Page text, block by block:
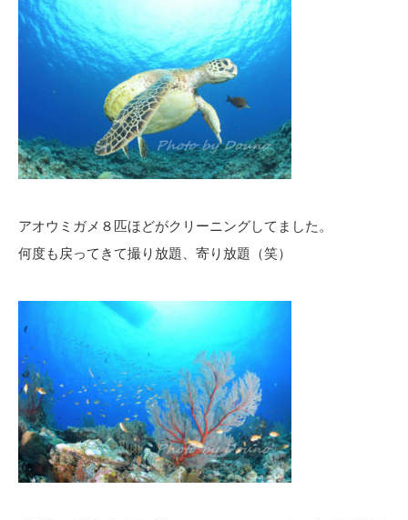
アオウミガメ８匹ほどがクリーニングしてました。
何度も戻ってきて撮り放題、寄り放題（笑）